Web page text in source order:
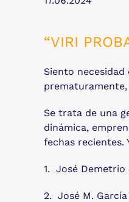
“VIRI
Siento
Se trata de una
dinámica,
fechas recientes.
1. José Demetrio
2. José M. García